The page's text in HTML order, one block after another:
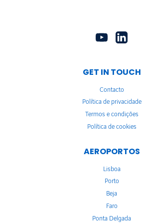
GET IN TOUCH
Contacto
Política de privacidade
Termos e condições
Política de cookies
AEROPORTOS
Lisboa
Porto
Beja
Faro
Ponta Delgada